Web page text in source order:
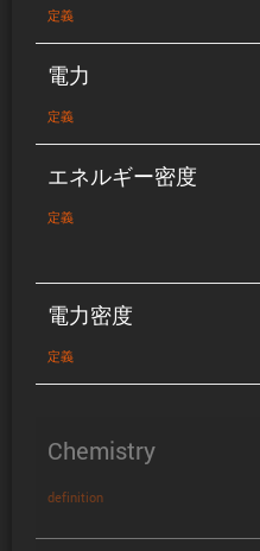
定義
電力
定義
エネルギー密度
定義
電力密度
定義
Chemistry
definition